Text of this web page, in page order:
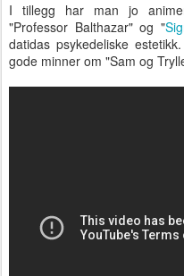
I tillegg har man jo
"Professor Balthazar" og "
datidas psykedeliske
gode minner om "Sam og